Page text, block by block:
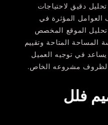
دقيق لاحتياجات
العوامل المؤثرة في
تحليل الموقع المخصص
المساحة المتاحة وتقييم
يساعد في توجيه العميل
لظروف مشروعه الخاص.
فلل